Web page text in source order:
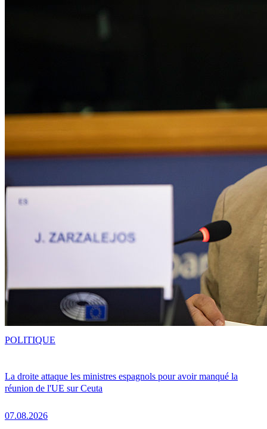
La droite attaque les ministres espagnols pour avoir manqué la
réunion de l'UE sur Ceuta
07.08.2026
POLITIQUE